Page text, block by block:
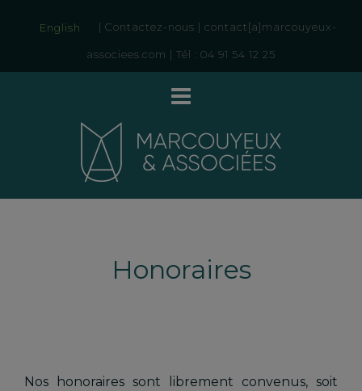
English | Contactez-nous | contact[a]marcouyeux-
associees.com | Tél : 04 91 54 12 25
Honoraires
Nos honoraires sont librement convenus, soit